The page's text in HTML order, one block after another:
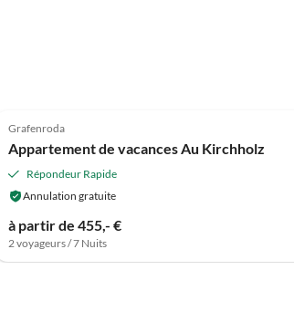
Grafenroda
Appartement de vacances Au Kirchholz
Répondeur Rapide
Annulation gratuite
à partir de 455,- €
2 voyageurs / 7 Nuits